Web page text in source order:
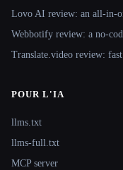
Lovo AI review: an all-in-
Webbotify review: a no-
Translate.video review:
POUR L'IA
llms.txt
llms-full.txt
MCP server